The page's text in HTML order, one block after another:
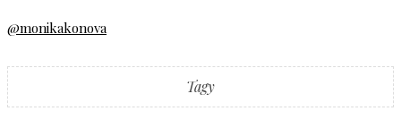
@monikakonova
Tagy